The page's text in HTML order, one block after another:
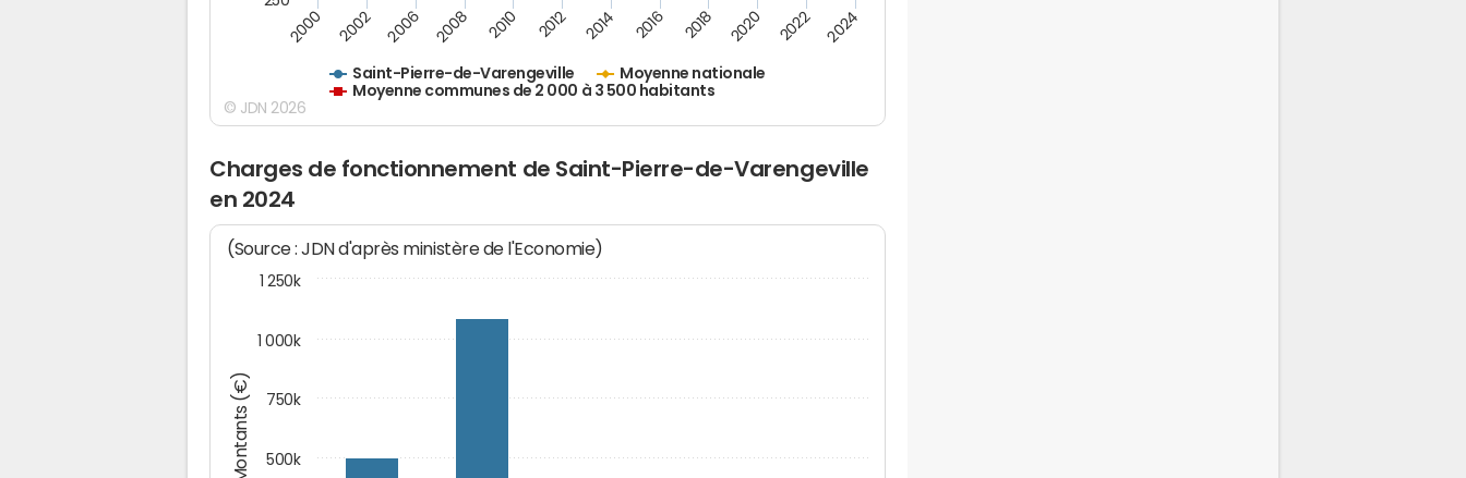
Saint-Pierre-de-Varengeville
Moyenne nationale
Moyenne communes de 2 000 à 3 500 habitants
2000 2002 2006 2008 2010 2012 2014 2016 2018 2020 2022 2024
© JDN 2026
Charges de fonctionnement de Saint-Pierre-de-Varengeville
en 2024
Montants (€)
(Source : JDN d'après ministère de l'Economie)
500k
750k
1 000k
1 250k